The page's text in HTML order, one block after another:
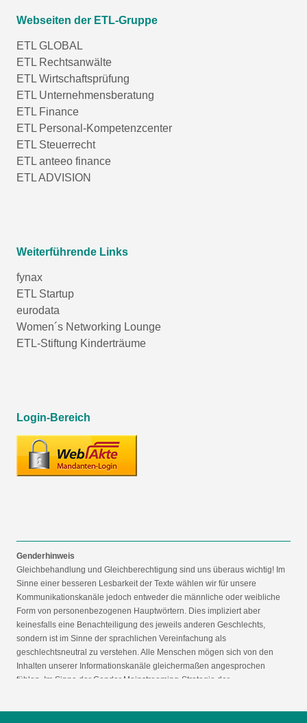
Webseiten der ETL-Gruppe
ETL GLOBAL
ETL Rechtsanwälte
ETL Wirtschaftsprüfung
ETL Unternehmensberatung
ETL Finance
ETL Personal-Kompetenzcenter
ETL Steuerrecht
ETL anteeo finance
ETL ADVISION
Weiterführende Links
fynax
ETL Startup
eurodata
Women´s Networking Lounge
ETL-Stiftung Kinderträume
Login-Bereich
Genderhinweis
Gleichbehandlung und Gleichberechtigung sind uns überaus wichtig! Im
Sinne einer besseren Lesbarkeit der Texte wählen wir für unsere
Kommunikationskanäle jedoch entweder die männliche oder weibliche
Form von personenbezogenen Hauptwörtern. Dies impliziert aber
keinesfalls eine Benachteiligung des jeweils anderen Geschlechts,
sondern ist im Sinne der sprachlichen Vereinfachung als
geschlechtsneutral zu verstehen. Alle Menschen mögen sich von den
Inhalten unserer Informationskanäle gleichermaßen angesprochen
fühlen. Im Sinne der Gender Mainstreaming-Strategie der